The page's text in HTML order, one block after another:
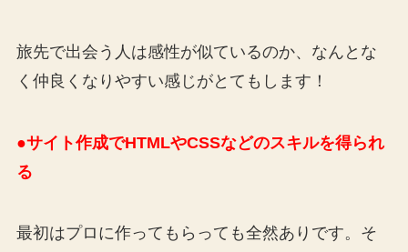
旅先で出会う人は感性が似ているのか、なんとな
く仲良くなりやすい感じがとてもします！
●サイト作成でHTMLやCSSなどのスキルを得られ
る
最初はプロに作ってもらっても全然ありです。そ